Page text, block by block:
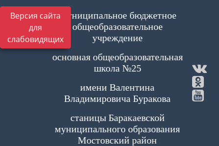
Версия сайта
для
слабовидящих
Муниципальное бюджетное
общеобразовательное
учреждение
основная общеобразовательная
школа №25
имени Валентина
Владимировича Буракова
станицы Баракаевской
муниципального образования
Мостовский район